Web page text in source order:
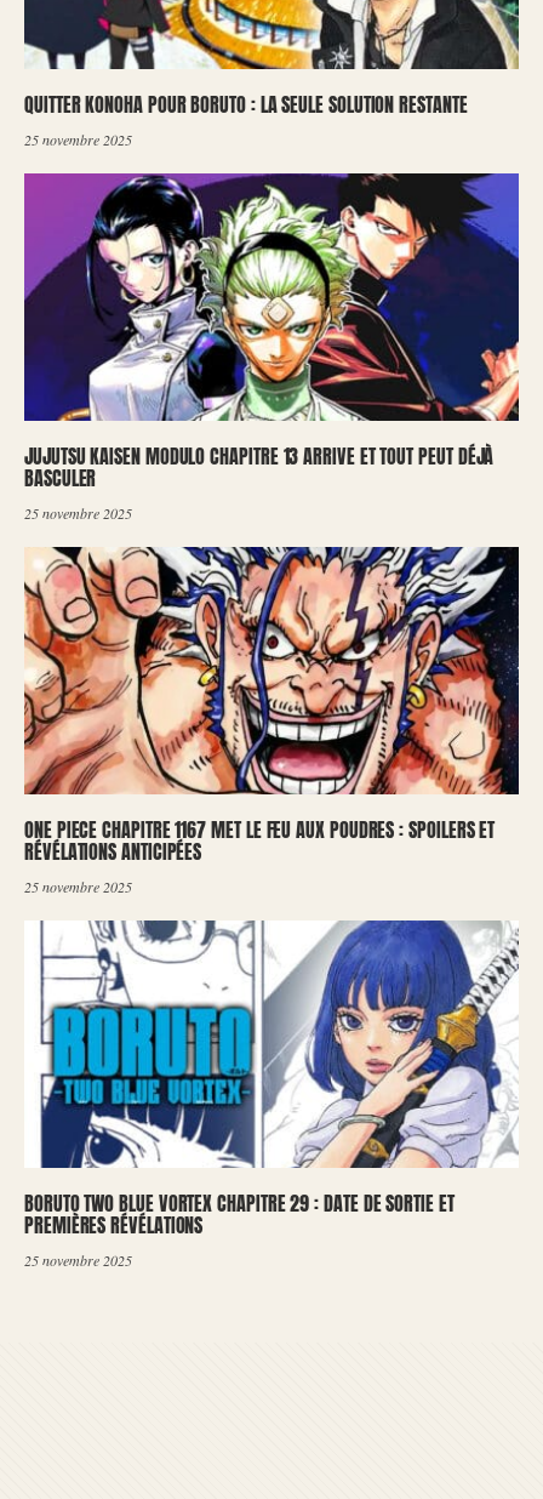
QUITTER KONOHA POUR BORUTO : LA SEULE SOLUTION RESTANTE
25 novembre 2025
JUJUTSU KAISEN MODULO CHAPITRE 13 ARRIVE ET TOUT PEUT DÉJÀ
BASCULER
25 novembre 2025
ONE PIECE CHAPITRE 1167 MET LE FEU AUX POUDRES : SPOILERS ET
RÉVÉLATIONS ANTICIPÉES
25 novembre 2025
BORUTO TWO BLUE VORTEX CHAPITRE 29 : DATE DE SORTIE ET
PREMIÈRES RÉVÉLATIONS
25 novembre 2025